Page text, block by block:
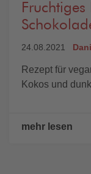
24.08.2021
Rezept für
Kokos und
mehr lesen